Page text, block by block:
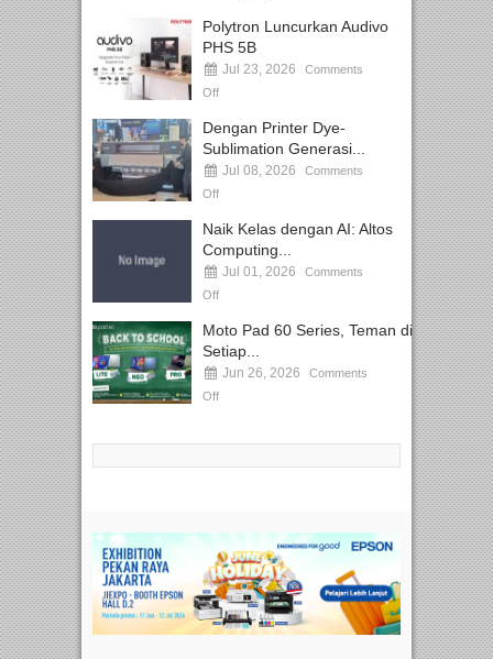
Polytron Luncurkan Audivo
PHS 5B
Jul 23, 2026
Comments
Off
Dengan Printer Dye-
Sublimation Generasi...
Jul 08, 2026
Comments
Off
Naik Kelas dengan AI: Altos
Computing...
Jul 01, 2026
Comments
Off
Moto Pad 60 Series, Teman di
Setiap...
Jun 26, 2026
Comments
Off